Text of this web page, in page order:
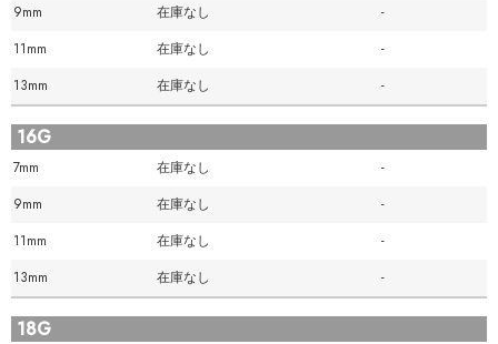
9mm
在庫なし
-
11mm
在庫なし
-
13mm
在庫なし -
16G
7mm 在庫なし
-
9mm
在庫なし
-
11mm
在庫なし
-
13mm
在庫なし -
18G